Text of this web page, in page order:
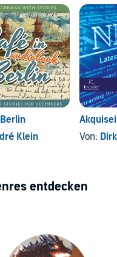
Klein
Von:
entdecken